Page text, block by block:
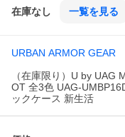
在庫なし 一覧を見る
URBAN ARMOR GEAR
（在庫限り）U by UAG
OT 全3色 UAG-
ックケース 新生活